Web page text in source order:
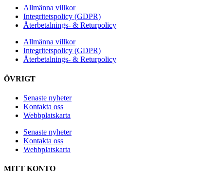
Allmänna villkor
Integritetspolicy (GDPR)
Återbetalnings- & Returpolicy
Allmänna villkor
Integritetspolicy (GDPR)
Återbetalnings- & Returpolicy
ÖVRIGT
Senaste nyheter
Kontakta oss
Webbplatskarta
Senaste nyheter
Kontakta oss
Webbplatskarta
MITT KONTO